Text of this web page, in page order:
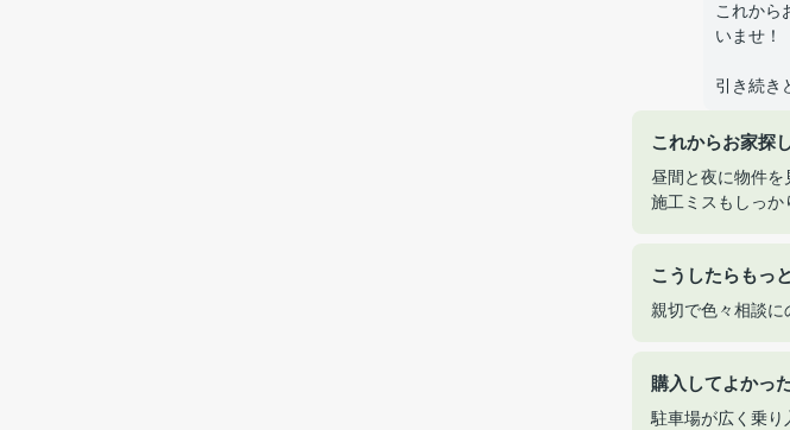
これから
いませ！
引き続き
これからお家探
昼間と夜に物件を
施工ミスもしっか
こうしたらもっ
親切で色々相談に
購入してよかっ
駐車場が広く乗り